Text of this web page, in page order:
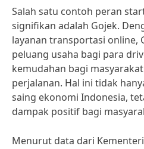
Salah satu contoh peran
signifikan adalah Gojek.
layanan transportasi online,
peluang usaha bagi para
kemudahan bagi
perjalanan. Hal ini tidak
saing ekonomi Indonesia,
dampak positif bagi
Menurut data dari